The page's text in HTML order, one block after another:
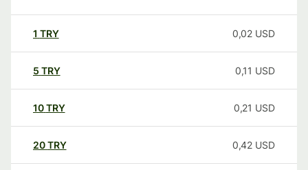
1 TRY 0,02 USD
5 TRY 0,11 USD
10TRY 0,21 USD
20TRY 0,42 USD